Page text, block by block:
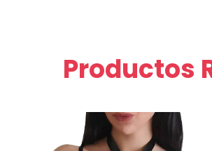
Productos